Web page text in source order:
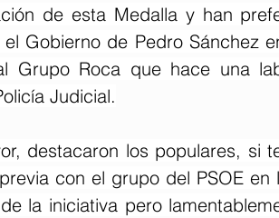
de esta Medalla y han
Gobierno de Pedro Sánchez
Grupo Roca que hace una
Judicial.
destacaron los populares, si
con el grupo del PSOE
la iniciativa pero